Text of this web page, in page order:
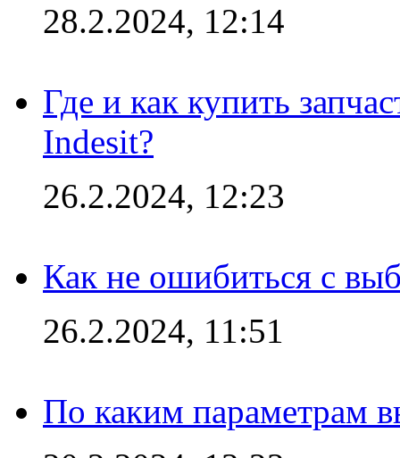
28.2.2024, 12:14
Где и как купить
Indesit?
26.2.2024, 12:23
Как не ошибиться с
26.2.2024, 11:51
По каким параметрам